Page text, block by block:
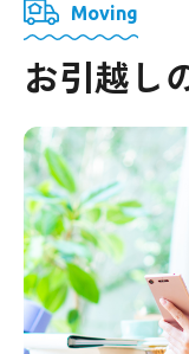
Moving
お引越し